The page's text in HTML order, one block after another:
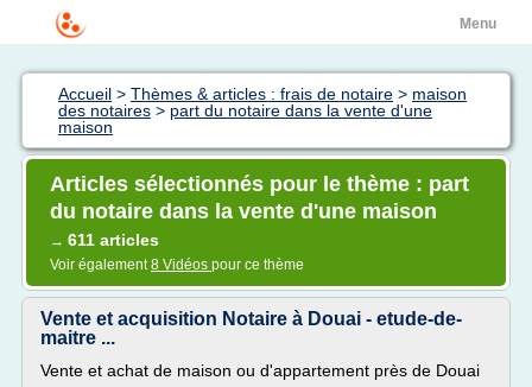
Menu
Accueil > Thèmes & articles : frais de notaire > maison
des notaires > part du notaire dans la vente d'une
maison
Articles sélectionnés pour le thème : part
du notaire dans la vente d'une maison
→ 611 articles
Voir également8 Vidéos pour ce thème
Vente et acquisition Notaire à Douai - etude-de-
maitre ...
Vente et achat de maison ou d'appartement près de Douai